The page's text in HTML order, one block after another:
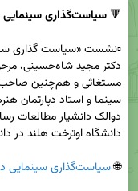
🔻 سیاست‌گذاری سینمایی در عصر جهانی شدن
🌐 سیاست‌گذاری سینمایی در عصر جهانی شدن